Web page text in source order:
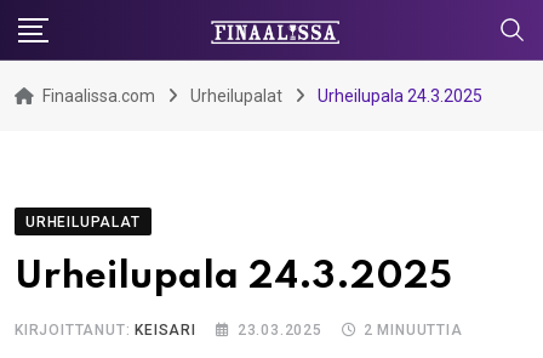
Skip
content
Finaalissa.com Urheilupalat Urheilupala 24.3.2025
URHEILUPALAT
Urheilupala 24.3.2025
KIRJOITTANUT: KEISARI 23.03.2025 2 MINUUTTIA